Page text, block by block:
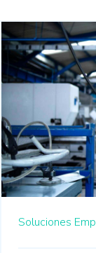
Soluciones